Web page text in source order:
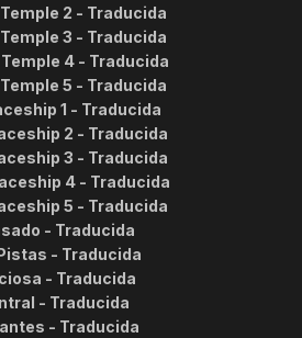
2 - Traducida
3 - Traducida
4 - Traducida
5 - Traducida
1 - Traducida
2 - Traducida
3 - Traducida
4 - Traducida
5 - Traducida
- Traducida
- Traducida
- Traducida
- Traducida
- Traducida